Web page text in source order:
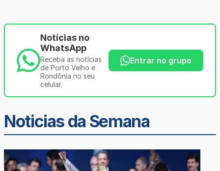
Notícias no
WhatsApp
Receba as notícias
de Porto Velho e
Rondônia no seu
celular.
Entrar no grupo
Noticias da Semana